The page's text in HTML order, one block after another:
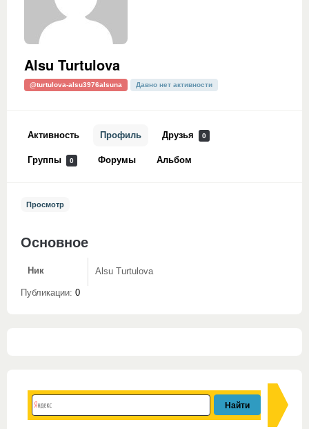
Alsu Turtulova
@turtulova-alsu3976alsuna Давно нет активности
Активность Профиль Друзья 0
Группы 0 Форумы Альбом
Просмотр
Основное
Ник Alsu Turtulova
Публикации: 0